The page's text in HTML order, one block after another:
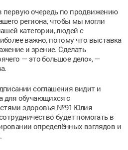
первую очередь по продвижению
региона, чтобы мы могли
категории, людей с
важно, потому что выставка
и зрение. Сделать
— это большое дело», —
соглашения видит и
для обучающихся с
здоровья №91 Юлия
будет помогать в
определённых взглядов и